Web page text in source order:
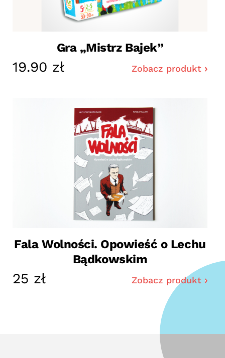
Gra „Mistrz Bajek”
19.90 zł Zobacz produkt
Fala Wolności. Opowieść o Lechu
Bądkowskim
25 zł Zobacz produkt